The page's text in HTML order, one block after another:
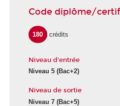
Code diplôme/
180 crédits
Niveau d'entrée
Niveau 5 (Bac+2)
Niveau de sortie
Niveau 7 (Bac+5)